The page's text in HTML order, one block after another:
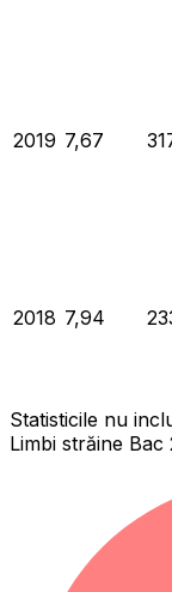
2019 7,67
2018 7,94
Statisticile nu
Limbi străine Bac